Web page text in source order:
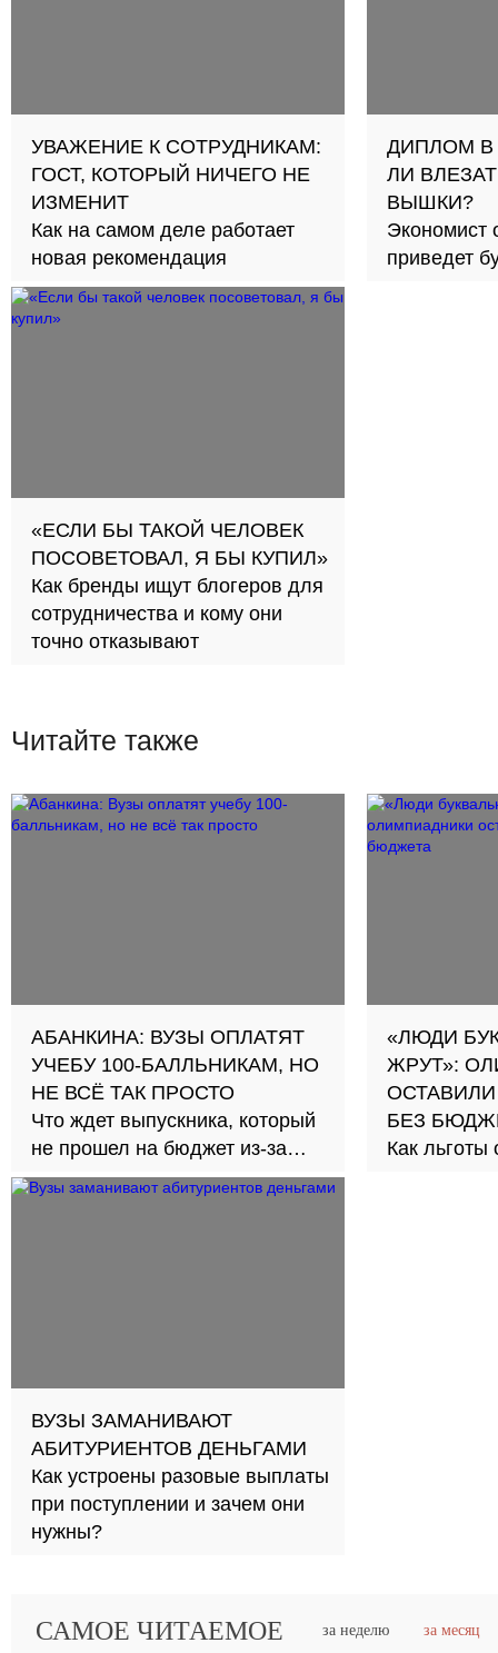
УВАЖЕНИЕ К СОТРУДНИКАМ:
ГОСТ, КОТОРЫЙ НИЧЕГО НЕ
ИЗМЕНИТ
Как на самом деле работает
новая рекомендация
ДИПЛОМ В
ЛИ
ВЫШКИ?
Экономист
приведет
«ЕСЛИ БЫ ТАКОЙ ЧЕЛОВЕК
ПОСОВЕТОВАЛ, Я БЫ КУПИЛ»
Как бренды ищут блогеров для
сотрудничества и кому они
точно отказывают
Читайте также
АБАНКИНА: ВУЗЫ ОПЛАТЯТ
УЧЕБУ 100-БАЛЛЬНИКАМ, НО
НЕ ВСЁ ТАК ПРОСТО
Что ждет выпускника, который
не прошел на бюджет из-за
олимпиадников
«ЛЮДИ
ЖРУТ»:
БЕЗ
Как льготы
ВУЗЫ ЗАМАНИВАЮТ
АБИТУРИЕНТОВ ДЕНЬГАМИ
Как устроены разовые выплаты
при поступлении и зачем они
нужны?
САМОЕ ЧИТАЕМОЕ за неделю за месяц